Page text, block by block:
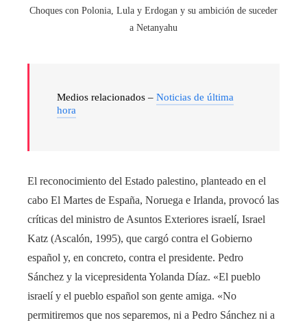
Choques con Polonia, Lula y Erdogan y su ambición de suceder
a Netanyahu
Medios relacionados – Noticias de última
hora
El reconocimiento del Estado palestino, planteado en el
cabo El Martes de España, Noruega e Irlanda, provocó las
críticas del ministro de Asuntos Exteriores israelí, Israel
Katz (Ascalón, 1995), que cargó contra el Gobierno
español y, en concreto, contra el presidente. Pedro
Sánchez y la vicepresidenta Yolanda Díaz. «El pueblo
israelí y el pueblo español son gente amiga. «No
permitiremos que nos separemos, ni a Pedro Sánchez ni a